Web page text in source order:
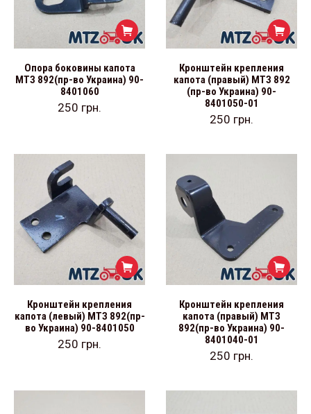
Опора боковины капота
МТЗ 892(пр-во Украина) 90-
8401060
250 грн.
Кронштейн крепления
капота (правый) МТЗ 892
(пр-во Украина) 90-
8401050-01
250 грн.
Кронштейн крепления
капота (левый) МТЗ 892(пр-
во Украина) 90-8401050
250 грн.
Кронштейн крепления
капота (правый) МТЗ
892(пр-во Украина) 90-
8401040-01
250 грн.